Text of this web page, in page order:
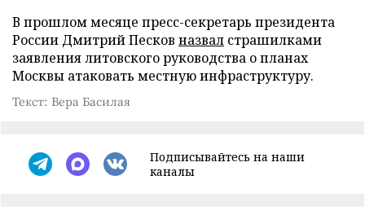
В прошлом месяце пресс-секретарь президента
России Дмитрий Песков назвал страшилками
заявления литовского руководства о планах
Москвы атаковать местную инфраструктуру.
Текст: Вера Басилая
Подписывайтесь на наши
каналы